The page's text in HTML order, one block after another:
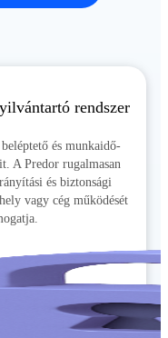
rendszer
és munkaidő-
A Predor rugalmasan
és biztonsági
vagy cég működését